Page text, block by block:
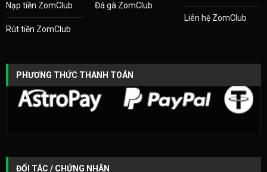
Nạp tiền ZomClub
Rút tiền ZomClub
Đá gà ZomClub
Liên hệ ZomClub
PHƯƠNG THỨC THANH TOÁN
ĐỐI TÁC / CHỨNG NHẬN